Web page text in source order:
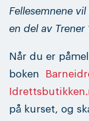
Fellesemnene
en del av Trener
Når du er
boken
på kurset, og